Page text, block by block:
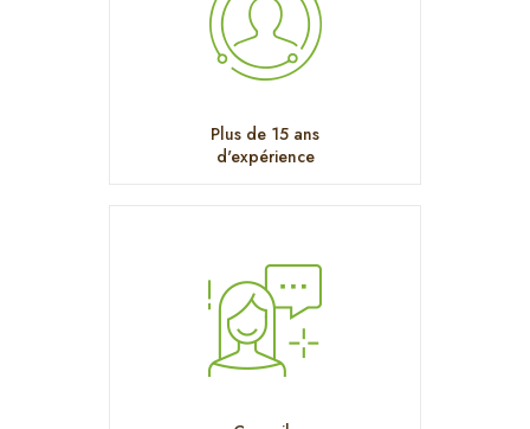
Plus de 15 ans
d'expérience